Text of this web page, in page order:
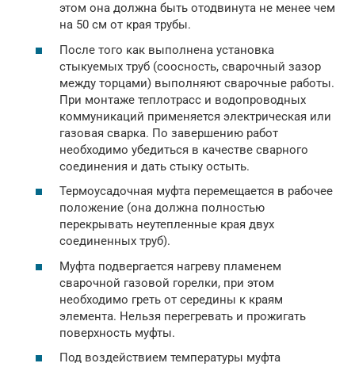
этом она должна быть отодвинута не менее чем
на 50 см от края трубы.
После того как выполнена установка
стыкуемых труб (соосность, сварочный зазор
между торцами) выполняют сварочные работы.
При монтаже теплотрасс и водопроводных
коммуникаций применяется электрическая или
газовая сварка. По завершению работ
необходимо убедиться в качестве сварного
соединения и дать стыку остыть.
Термоусадочная муфта перемещается в рабочее
положение (она должна полностью
перекрывать неутепленные края двух
соединенных труб).
Муфта подвергается нагреву пламенем
сварочной газовой горелки, при этом
необходимо греть от середины к краям
элемента. Нельзя перегревать и прожигать
поверхность муфты.
Под воздействием температуры муфта